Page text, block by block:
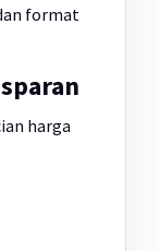
format
harga